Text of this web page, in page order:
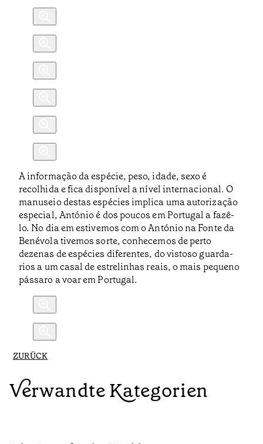
A informação da espécie, peso, idade, sexo é
recolhida e fica disponível a nível internacional. O
manuseio destas espécies implica uma autorização
especial, António é dos poucos em Portugal a fazê-
lo. No dia em estivemos com o António na Fonte da
Benévola tivemos sorte, conhecemos de perto
dezenas de espécies diferentes, do vistoso guarda-
rios a um casal de estrelinhas reais, o mais pequeno
pássaro a voar em Portugal.
ZURÜCK
Verwandte Kategorien